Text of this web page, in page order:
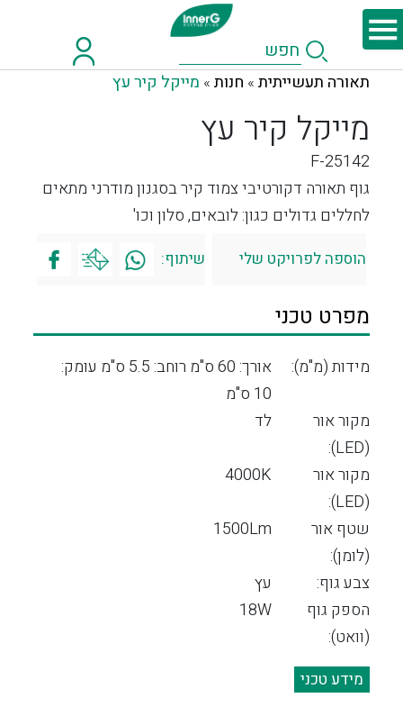
תאורה תעשייתית » חנות » מייקל קיר עץ
מייקל קיר עץ
F-25142
גוף תאורה דקורטיבי צמוד קיר בסגנון מודרני מתאים
לחללים גדולים כגון: לובאים, סלון וכו'
הוספה לפרויקט שלי שיתוף:
מפרט טכני
מידות (מ"מ):
אורך: 60 ס"מ רוחב: 5.5 ס"מ עומק:
10 ס"מ
מקור אור
(LED):
לד
מקור אור
(LED):
4000K
שטף אור
(לומן):
1500Lm
צבע גוף:
עץ
הספק גוף
(וואט):
18W
מידע טכני